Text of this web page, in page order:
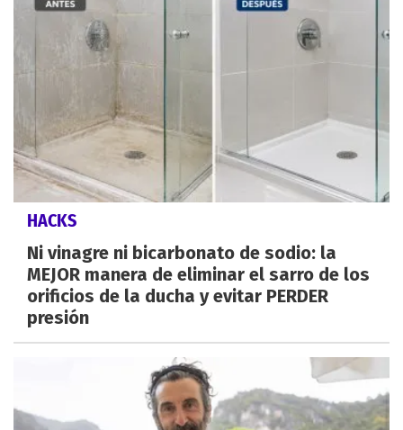
HACKS
Ni vinagre ni bicarbonato de sodio: la
MEJOR manera de eliminar el sarro de los
orificios de la ducha y evitar PERDER
presión